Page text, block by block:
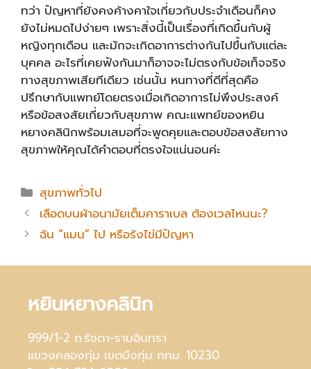
ทว่า ปัญหาที่ยังคงค้างคาใจเกี่ยวกับประจำเดือนก็คง
ยังไม่หมดไปง่ายๆ เพราะสิ่งนี้เป็นเรื่องที่เกิดขึ้นกับผู้
หญิงทุกเดือน และมักจะเกิดอาการต่างกันไปขึ้นกับแต่ละ
บุคคล อะไรที่เคยฟังกันมาก็อาจจะไม่ตรงกับข้อเท็จจริง
ทางสุขภาพเสียทีเดียว เช่นนั้น หนทางที่ดีที่สุดคือ
ปรึกษากับแพทย์โดยตรงเมื่อเกิดอาการไม่พึงประสงค์
หรือข้อสงสัยเกี่ยวกับสุขภาพ คณะแพทย์ของหยิน
หยางคลินิกพร้อมเสมอที่จะพูดคุยและตอบข้อสงสัยทาง
สุขภาพให้คุณได้คำตอบที่ตรงใจแน่นอนค่ะ
Categories
สุขภาพทั่วไป
เลือดบนผ้าอนามัยเต็มคาราเบล ต้องเวลไหนนะ?
ฉัน “แมน” ไป หรือรังไข่มีปัญหา
หยินหยางคลินิก
999/1-2 ถ.รัชดา-รามอินทรา
แขวงคลองกุ่ม เขตบึงกุ่ม กทม. 10230